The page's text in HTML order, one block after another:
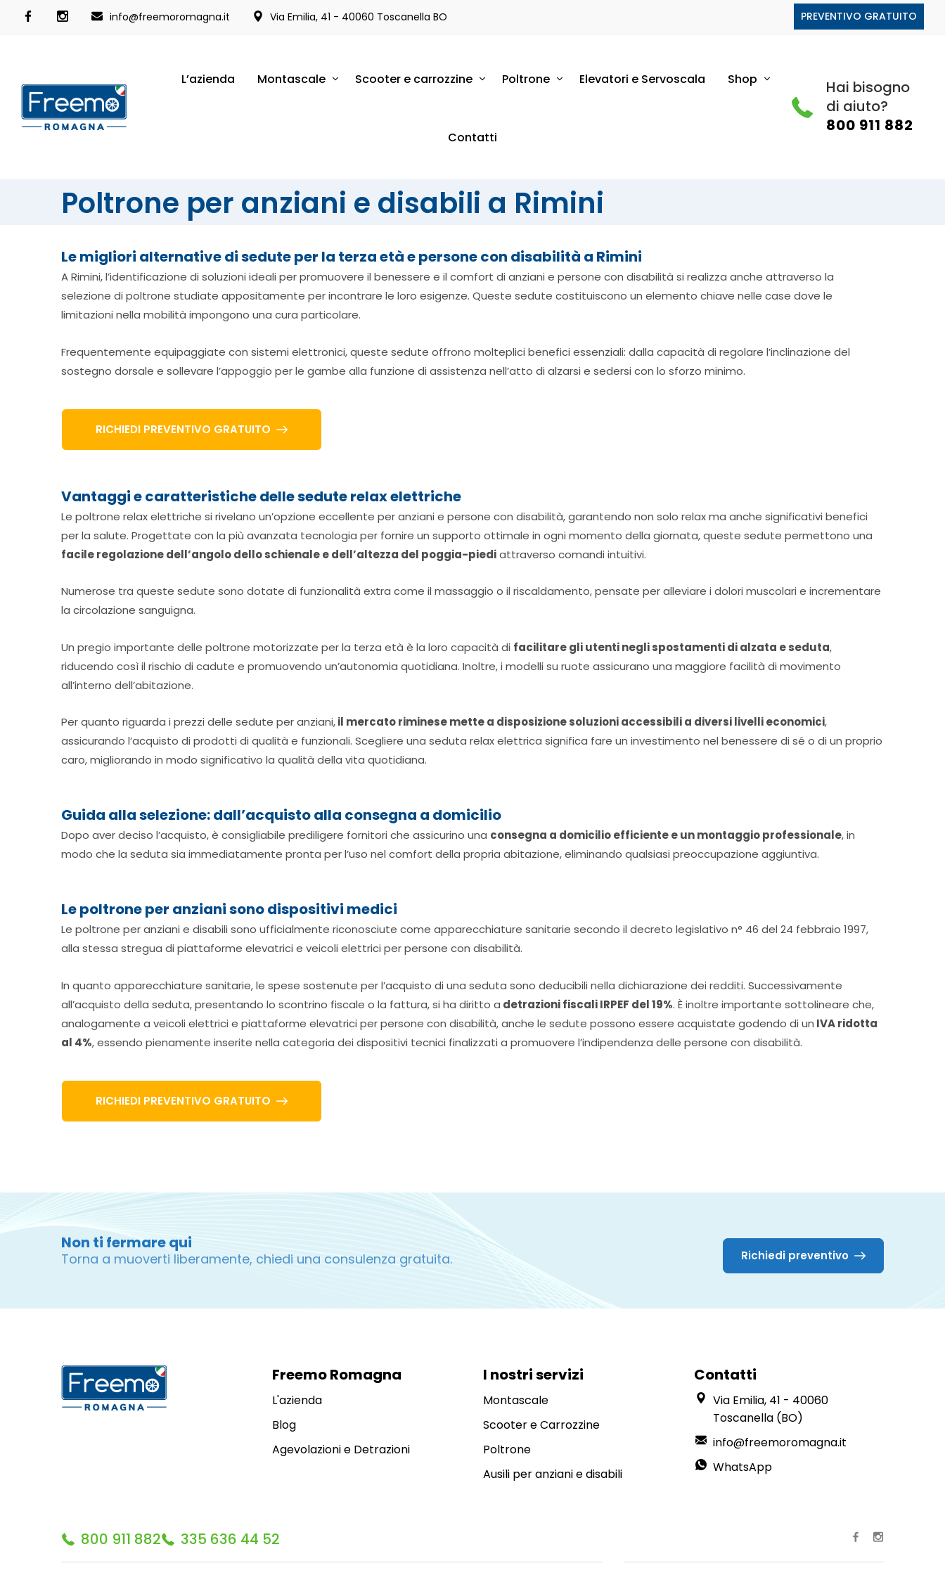
info@freemoromagna.it Via Emilia, 41 - 40060 Toscanella BO PREVENTIVO GRATUITO
L’azienda Montascale Scooter e carrozzine Poltrone Elevatori e Servoscala Shop
Contatti
Hai bisogno
di aiuto?
800 911 882
Poltrone per anziani e disabili a Rimini
Le migliori alternative di sedute per la terza età e persone con disabilità a Rimini
A Rimini, l’identificazione di soluzioni ideali per promuovere il benessere e il comfort di anziani e persone con disabilità si realizza anche attraverso la
selezione di poltrone studiate appositamente per incontrare le loro esigenze. Queste sedute costituiscono un elemento chiave nelle case dove le
limitazioni nella mobilità impongono una cura particolare.
Frequentemente equipaggiate con sistemi elettronici, queste sedute offrono molteplici benefici essenziali: dalla capacità di regolare l’inclinazione del
sostegno dorsale e sollevare l’appoggio per le gambe alla funzione di assistenza nell’atto di alzarsi e sedersi con lo sforzo minimo.
RICHIEDI PREVENTIVO GRATUITO
Vantaggi e caratteristiche delle sedute relax elettriche
Le poltrone relax elettriche si rivelano un’opzione eccellente per anziani e persone con disabilità, garantendo non solo relax ma anche significativi benefici
per la salute. Progettate con la più avanzata tecnologia per fornire un supporto ottimale in ogni momento della giornata, queste sedute permettono una
facile regolazione dell’angolo dello schienale e dell’altezza del poggia-piediattraverso comandi intuitivi.
Numerose tra queste sedute sono dotate di funzionalità extra come il massaggio o il riscaldamento, pensate per alleviare i dolori muscolari e incrementare
la circolazione sanguigna.
Un pregio importante delle poltrone motorizzate per la terza età è la loro capacità di facilitare gli utenti negli spostamenti di alzata e seduta,
riducendo così il rischio di cadute e promuovendo un’autonomia quotidiana. Inoltre, i modelli su ruote assicurano una maggiore facilità di movimento
all’interno dell’abitazione.
Per quanto riguarda i prezzi delle sedute per anziani,il mercato riminese mette a disposizione soluzioni accessibili a diversi livelli economici,
assicurando l’acquisto di prodotti di qualità e funzionali. Scegliere una seduta relax elettrica significa fare un investimento nel benessere di sé o di un proprio
caro, migliorando in modo significativo la qualità della vita quotidiana.
Guida alla selezione: dall’acquisto alla consegna a domicilio
Dopo aver deciso l’acquisto, è consigliabile prediligere fornitori che assicurino una consegna a domicilio efficiente e un montaggio professionale, in
modo che la seduta sia immediatamente pronta per l’uso nel comfort della propria abitazione, eliminando qualsiasi preoccupazione aggiuntiva.
Le poltrone per anziani sono dispositivi medici
Le poltrone per anziani e disabili sono ufficialmente riconosciute come apparecchiature sanitarie secondo il decreto legislativo n° 46 del 24 febbraio 1997,
alla stessa stregua di piattaforme elevatrici e veicoli elettrici per persone con disabilità.
In quanto apparecchiature sanitarie, le spese sostenute per l’acquisto di una seduta sono deducibili nella dichiarazione dei redditi. Successivamente
all’acquisto della seduta, presentando lo scontrino fiscale o la fattura, si ha diritto a detrazioni fiscali IRPEF del 19%. È inoltre importante sottolineare che,
analogamente a veicoli elettrici e piattaforme elevatrici per persone con disabilità, anche le sedute possono essere acquistate godendo di un IVA ridotta
al 4%, essendo pienamente inserite nella categoria dei dispositivi tecnici finalizzati a promuovere l’indipendenza delle persone con disabilità.
RICHIEDI PREVENTIVO GRATUITO
Non ti fermare qui
Torna a muoverti liberamente, chiedi una consulenza gratuita. Richiedi preventivo
Freemo Romagna
L'azienda
Blog
Agevolazioni e Detrazioni
I nostri servizi
Montascale
Scooter e Carrozzine
Poltrone
Ausili per anziani e disabili
Contatti
Via Emilia, 41 - 40060
Toscanella (BO)
info@freemoromagna.it
WhatsApp
800 911 882 335 636 44 52